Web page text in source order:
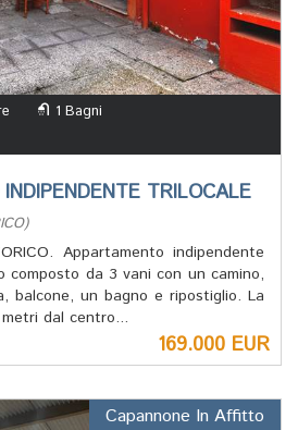
1 Bagni
TRILOCALE
Appartamento indipendente
composto da 3 vani con un camino,
balcone, un bagno e ripostiglio. La
dal centro...
169.000 EUR
Capannone In Affitto